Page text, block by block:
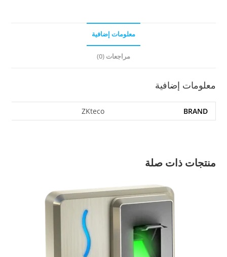
معلومات إضافية
مراجعات (0)
معلومات إضافية
BRAND
ZKteco
منتجات ذات صلة